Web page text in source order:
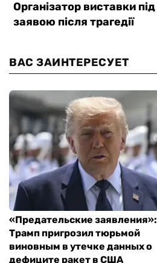
ВАС ЗАИНТЕРЕСУЕТ
«Предательские заявления»:
Трамп пригрозил тюрьмой
виновным в утечке данных о
дефиците ракет в США